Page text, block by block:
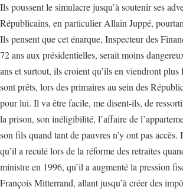
Ils poussent le simulacre jusqu’à soutenir ses
Républicains, en particulier Allain Juppé,
Ils pensent que cet énarque, Inspecteur des
72 ans aux présidentielles, serait moins
ans et surtout, ils croient qu’ils en viendront
sont prêts, lors des primaires au sein des
pour lui. Il va être facile, me disent-ils, de
la prison, son inéligibilité, l’affaire de
son fils quand tant de pauvres n’y ont pas accès.
qu’il a reculé lors de la réforme des retraites
ministre en 1996, qu’il a augmenté la pression
François Mitterrand, allant jusqu’à créer des